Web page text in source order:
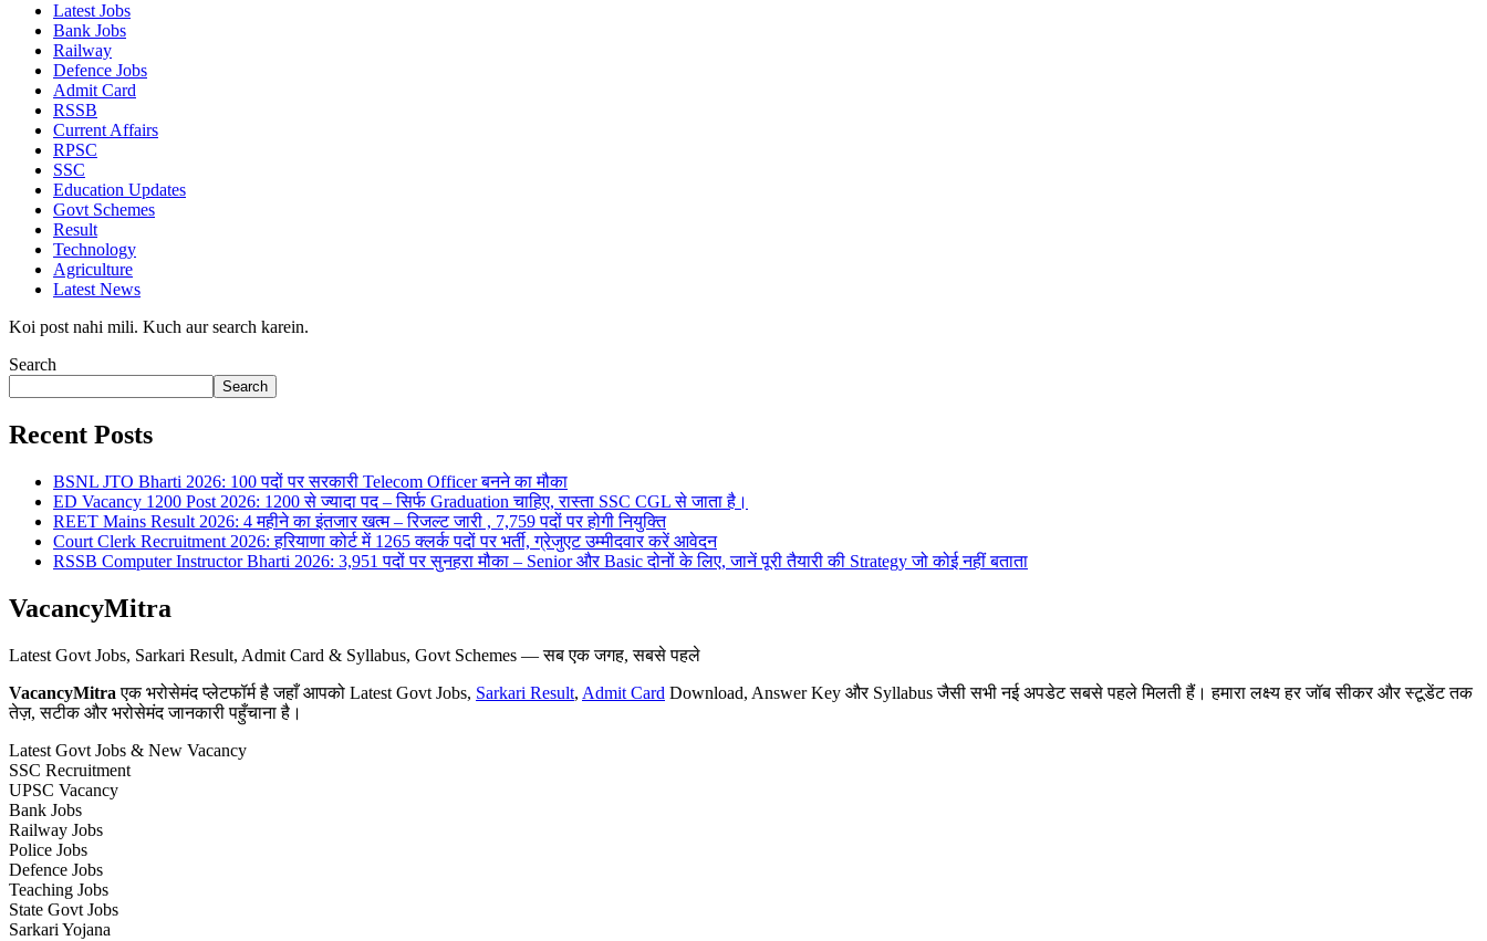
Latest Jobs
Bank Jobs
Railway
Defence Jobs
Admit Card
RSSB
Current Affairs
RPSC
SSC
Education Updates
Govt Schemes
Result
Technology
Agriculture
Latest News
Koi post nahi mili. Kuch aur search karein.
Search
Search
Recent Posts
BSNL JTO Bharti 2026: 100 पदों पर सरकारी Telecom Officer बनने का मौका
ED Vacancy 1200 Post 2026: 1200 से ज्यादा पद – सिर्फ Graduation चाहिए, रास्ता SSC CGL से जाता है।
REET Mains Result 2026: 4 महीने का इंतजार खत्म – रिजल्ट जारी , 7,759 पदों पर होगी नियुक्ति
Court Clerk Recruitment 2026: हरियाणा कोर्ट में 1265 क्लर्क पदों पर भर्ती, ग्रेजुएट उम्मीदवार करें आवेदन
RSSB Computer Instructor Bharti 2026: 3,951 पदों पर सुनहरा मौका – Senior और Basic दोनों के लिए, जानें पूरी तैयारी की Strategy जो कोई नहीं बताता
VacancyMitra
Latest Govt Jobs, Sarkari Result, Admit Card & Syllabus, Govt Schemes — सब एक जगह, सबसे पहले
VacancyMitra एक भरोसेमंद प्लेटफॉर्म है जहाँ आपको Latest Govt Jobs, Sarkari Result, Admit Card Download, Answer Key और Syllabus जैसी सभी नई अपडेट सबसे पहले मिलती हैं। हमारा लक्ष्य हर जॉब सीकर और स्टूडेंट तक
तेज़, सटीक और भरोसेमंद जानकारी पहुँचाना है।
Latest Govt Jobs & New Vacancy
SSC Recruitment
UPSC Vacancy
Bank Jobs
Railway Jobs
Police Jobs
Defence Jobs
Teaching Jobs
State Govt Jobs
Sarkari Yojana